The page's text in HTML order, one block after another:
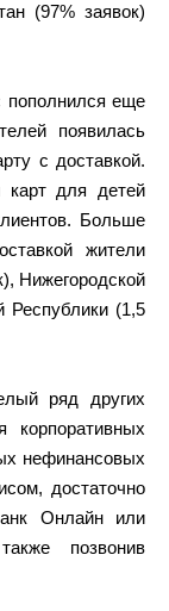
(97% заявок)
пополнился еще
появилась
с доставкой.
карт для детей
Больше
жители
Нижегородской
Республики (1,5
ряд других
нефинансовых
достаточно
Онлайн или
позвонив